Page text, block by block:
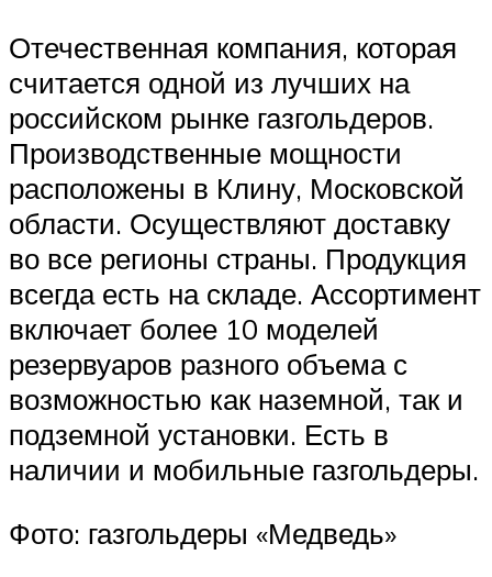
Отечественная компания, которая
считается одной из лучших на
российском рынке газгольдеров.
Производственные мощности
расположены в Клину, Московской
области. Осуществляют доставку
во все регионы страны. Продукция
всегда есть на складе. Ассортимент
включает более 10 моделей
резервуаров разного объема с
возможностью как наземной, так и
подземной установки. Есть в
наличии и мобильные газгольдеры.
Фото: газгольдеры «Медведь»